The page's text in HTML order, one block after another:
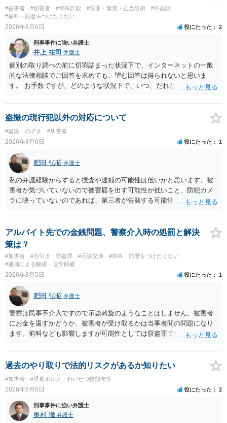
#被害者 #加害者 #特殊詐欺 #冤罪・無実・正当防衛
#不起訴
#前科・前歴をつけたくない
2026年8月6日 役にたった 2
刑事事件に強い弁護士
井上 祐司 弁護士
個別の取り調べの前に切羽詰まった状況下で、インターネットの一般
的な法律相談でご回答を求めても、望む回答は得られないと思いま
す。 お手数ですが、どのような状況下で、いつ、だれからどのような
の程度だと聞いているのかということについて、お近くで詳細な法律
相談を受けられたうえで対処方法を探された方がよいと思われます。
一般論でいえば、任意取り調べの場合、ＩＣレコーダーを持参して取
り調べ内容を録音することは必須だと考えます。
盗撮の現行犯以外の対応について
#盗撮・のぞき #加害者
2026年8月6日 役にたった 1
肥田 弘昭 弁護士
私の弁護経験からすると捜査や逮捕の可能性は低いかと思います。被
害者が気づいていないので被害届を出す可能性が低いこと、防犯カメ
ラに映っていないのであれば、第三者が告発する可能性も低いこと、
座る女性を盗撮(全体像写真1枚と5秒程度の動画)してしまいました。下
着や胸など強調したものではありません。」とありますが、少なくと
も捜査段階では性的姿態等撮影罪の被疑事実で逮捕勾留されるケース
が私の弁護経験では多くなった印象です（最終的には不起訴ないし各
都道府県の迷惑防止条例違反になることもあります）。2度としないこ
とをお勧めいたします。ご参考にしてください。
アルバイト先での金銭問題、警察介入時の処罰と解決
策は？
#加害者 #万引き・窃盗罪 #示談交渉
#前科・前歴をつけたくない
#逮捕による解雇・退学回避
2026年8月5日 役にたった 1
肥田 弘昭 弁護士
警察は民事不介入ですので示談斡旋のようなことはしません。被害者
にお金を返すかどうか、被害者が受け取るかは当事者間の問題になり
ます。前科なども影響しますが可能性としては窃盗罪ですので、逮捕
過去のやり取りで法的リスクがあるか知りたい
#加害者 #児童ポルノ・わいせつ物頒布等
2026年8月5日 役にたった 2
刑事事件に強い弁護士
奥村 徹 弁護士